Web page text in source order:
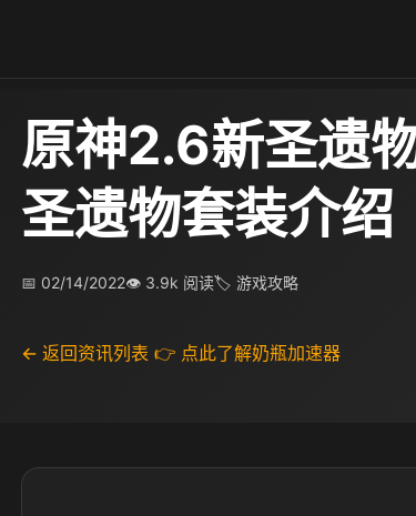
原神2.6新圣遗
圣遗物套装介绍
📅 02/14/2022👁 3.9k 阅读🏷 游戏攻略
← 返回资讯列表 👉 点此了解奶瓶加速器